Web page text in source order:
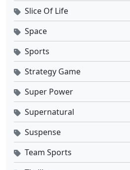
Slice Of Life
Space
Sports
Strategy Game
Super Power
Supernatural
Suspense
Team Sports